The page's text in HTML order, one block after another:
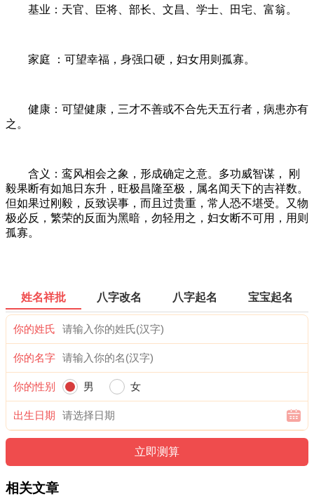
基业：天官、臣将、部长、文昌、学士、田宅、富翁。
家庭 ：可望幸福，身强口硬，妇女用则孤寡。
健康：可望健康，三才不善或不合先天五行者，病患亦有
之。
含义：鸾风相会之象，形成确定之意。多功威智谋， 刚
毅果断有如旭日东升，旺极昌隆至极，属名闻天下的吉祥数。
但如果过刚毅，反致误事，而且过贵重，常人恐不堪受。又物
极必反，繁荣的反面为黑暗，勿轻用之，妇女断不可用，用则
孤寡。
姓名祥批 八字改名 八字起名 宝宝起名
你的姓氏
你的名字
你的性别 男 女
出生日期
相关文章